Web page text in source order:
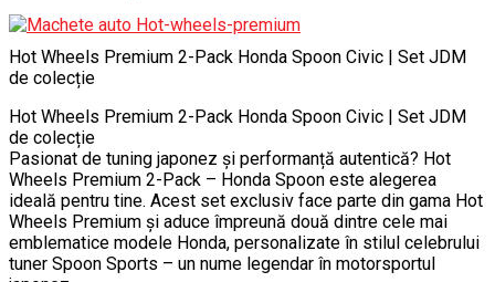
Hot Wheels Premium 2-Pack Honda Spoon Civic | Set JDM
de colecție
Hot Wheels Premium 2-Pack Honda Spoon Civic | Set JDM
de colecție
Pasionat de tuning japonez și performanță autentică? Hot
Wheels Premium 2-Pack – Honda Spoon este alegerea
ideală pentru tine. Acest set exclusiv face parte din gama Hot
Wheels Premium și aduce împreună două dintre cele mai
emblematice modele Honda, personalizate în stilul celebrului
tuner Spoon Sports – un nume legendar în motorsportul